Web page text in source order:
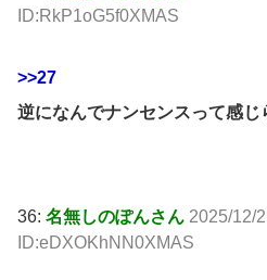
ID:RkP1oG5f0XMAS
>>27
逆になんでナンセンスって感じ
36: 名無しのぽんさん 2025/12/
ID:eDXOKhNN0XMAS